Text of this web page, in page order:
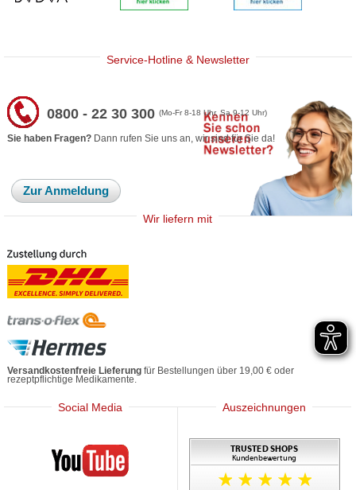
Service-Hotline & Newsletter
0800 - 22 30 300(Mo-Fr 8-18 Uhr, Sa 9-12 Uhr)
Sie haben Fragen? Dann rufen Sie uns an, wir sind für Sie da!
Zur Anmeldung
Wir liefern mit
Versandkostenfreie Lieferung für Bestellungen über 19,00 € oder
rezeptpflichtige Medikamente.
Social Media
Mediherz
Auszeichnungen